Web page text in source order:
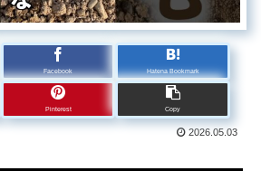
Facebook Hatena Bookmark
Pinterest Copy
2026.05.03